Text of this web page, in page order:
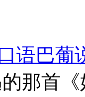
语巴葡
那首